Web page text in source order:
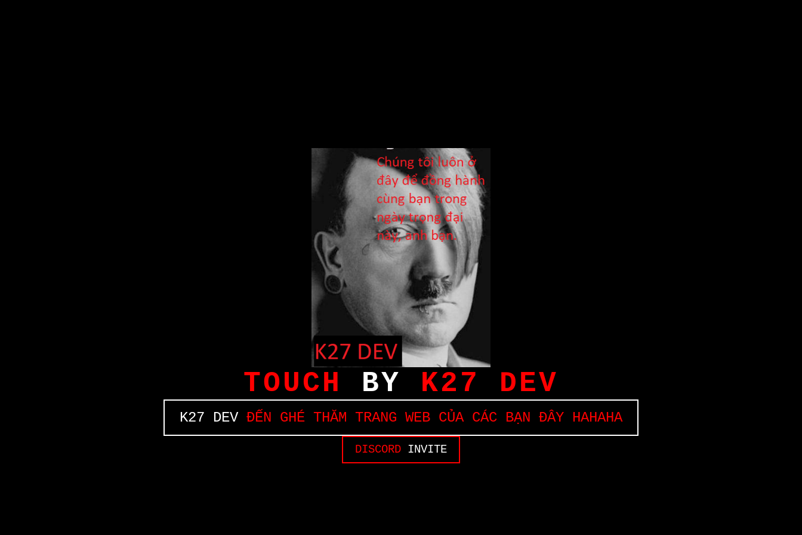
TOUCH BY K27 DEV
K27 DEVĐẾN GHÉ THĂM TRANG WEB CỦA CÁC BẠN ĐÂY HAHAHA
DISCORD INVITE